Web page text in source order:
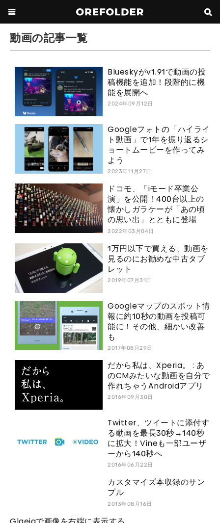
動画の記事一覧
Blueskyがv1.91で動画の投
稿機能を追加！段階的に機
能を展開へ
2024年09月12日
Googleフォトの「ハイライ
ト動画」で1年を振り返るシ
ョートムービーを作ってみ
よう
2023年11月27日
ドコモ、「iモード卒業公
演」を公開！400台以上の
懐かしガラケーが「あの頃
の思い出」とともに登場
2022年03月04日
1万円以下で買える、動画を
見るのにお勧めな中古タブ
レット
2019年07月31日
Googleマップのスポット情
報に約10秒の動画を投稿可
能に！その他、細かい改善
も
2017年08月29日
だから私は、Xperia。 : あ
のCMみたいな動画を自分で
作れちゃうAndroidアプリ
2016年09月30日
Twitter、ツイートに添付す
る動画を最長30秒→140秒
に拡大！Vineも一部ユーザ
ーから140秒へ
2016年06月22日
カスタマイズ本収録のサン
プル
2013年08月16日